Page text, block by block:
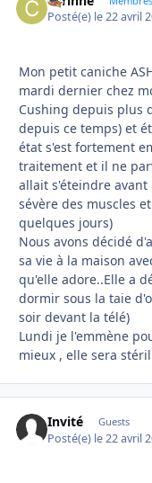
Posté(e) le 22 avril
Mon petit caniche
mardi dernier chez
Cushing depuis plus
depuis ce temps) et
état s'est fortement
traitement et il ne
allait s'éteindre
sévère des muscles
quelques jours)
Nous avons décidé
sa vie à la maison
qu'elle adore..Elle a
dormir sous la taie
soir devant la télé)
Lundi je l'emmène
mieux , elle sera
Invité Guests
Posté(e) le 22 avril